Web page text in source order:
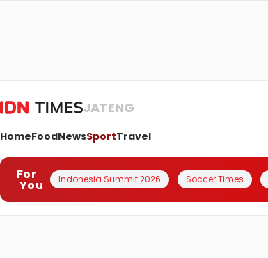
JATENG
HomeFoodNewsSportTravel
For
You Indonesia Summit 2026 Soccer Times